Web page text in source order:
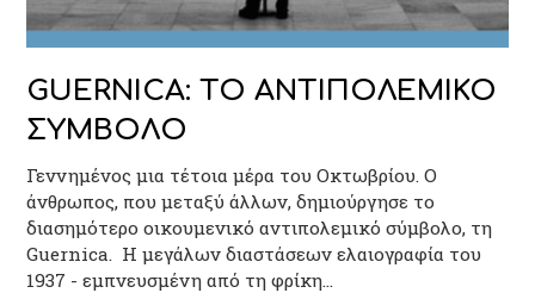
GUERNICA: ΤΟ ΑΝΤΙΠΟΛΕΜΙΚΟ
ΣΥΜΒΟΛΟ
Γεννημένος μια τέτοια μέρα του Οκτωβρίου. Ο
άνθρωπος, που μεταξύ άλλων, δημιούργησε το
διασημότερο οικουμενικό αντιπολεμικό σύμβολο, τη
Guernica. Η μεγάλων διαστάσεων ελαιογραφία του
1937 - εμπνευσμένη από τη φρίκη…